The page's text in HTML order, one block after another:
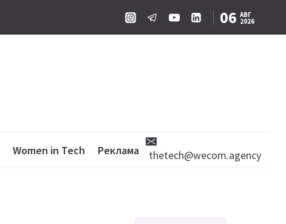
06 АВГ
2026
Women in Tech Реклама thetech@wecom.agency